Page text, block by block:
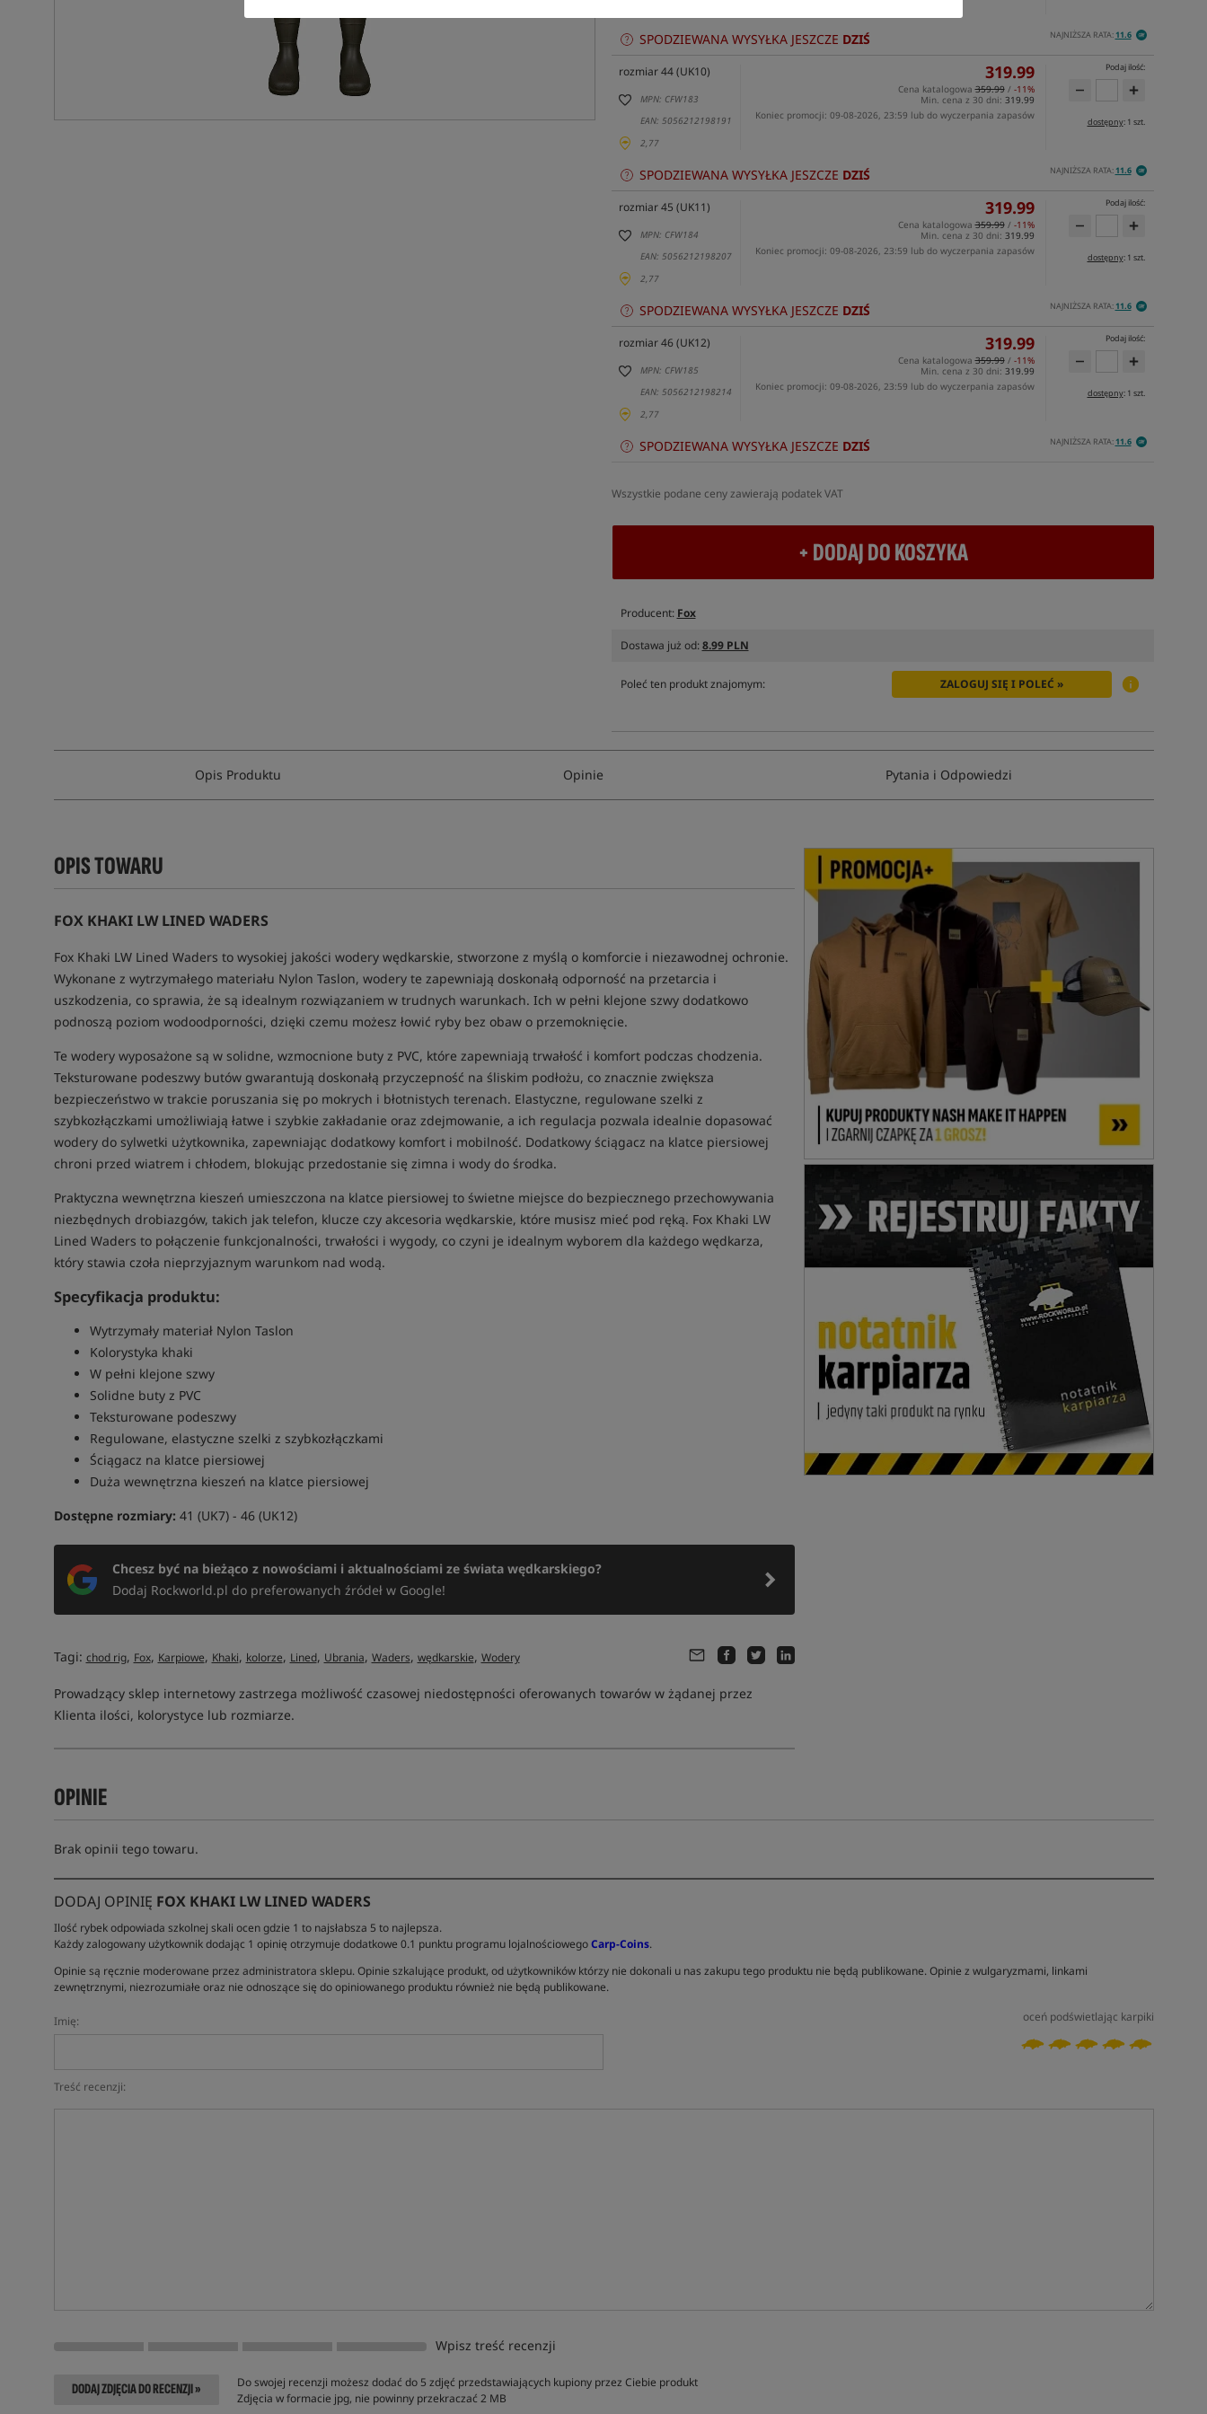
Tym produktem interesuje się:10 osób
NAJNIŻSZA RATA:11.6
SPODZIEWANA WYSYŁKA JESZCZE DZIŚ
rozmiar 44 (UK10)
MPN: CFW183
EAN: 5056212198191
2,77
319.99
Cena katalogowa359.99/ -11%
Min. cena z 30 dni: 319.99
Koniec promocji: 09-08-2026, 23:59 lub do wyczerpania zapasów
Podaj ilość:
dostępny: 1 szt.
NAJNIŻSZA RATA:11.6
SPODZIEWANA WYSYŁKA JESZCZE DZIŚ
rozmiar 45 (UK11)
MPN: CFW184
EAN: 5056212198207
2,77
319.99
Cena katalogowa359.99/ -11%
Min. cena z 30 dni: 319.99
Koniec promocji: 09-08-2026, 23:59 lub do wyczerpania zapasów
Podaj ilość:
dostępny: 1 szt.
NAJNIŻSZA RATA:11.6
SPODZIEWANA WYSYŁKA JESZCZE DZIŚ
rozmiar 46 (UK12)
MPN: CFW185
EAN: 5056212198214
2,77
319.99
Cena katalogowa359.99/ -11%
Min. cena z 30 dni: 319.99
Koniec promocji: 09-08-2026, 23:59 lub do wyczerpania zapasów
Podaj ilość:
dostępny: 1 szt.
NAJNIŻSZA RATA:11.6
SPODZIEWANA WYSYŁKA JESZCZE DZIŚ
Wszystkie podane ceny zawierają podatek VAT
+ DODAJ DO KOSZYKA
Producent: Fox
Dostawa już od:8.99 PLN
Poleć ten produkt znajomym: ZALOGUJ SIĘ I POLEĆ »
Opis Produktu Opinie Pytania i Odpowiedzi
OPIS TOWARU
FOX KHAKI LW LINED WADERS
Fox Khaki LW Lined Waders to wysokiej jakości wodery wędkarskie, stworzone z myślą o komforcie i niezawodnej ochronie.
Wykonane z wytrzymałego materiału Nylon Taslon, wodery te zapewniają doskonałą odporność na przetarcia i
uszkodzenia, co sprawia, że są idealnym rozwiązaniem w trudnych warunkach. Ich w pełni klejone szwy dodatkowo
podnoszą poziom wodoodporności, dzięki czemu możesz łowić ryby bez obaw o przemoknięcie.
Te wodery wyposażone są w solidne, wzmocnione buty z PVC, które zapewniają trwałość i komfort podczas chodzenia.
Teksturowane podeszwy butów gwarantują doskonałą przyczepność na śliskim podłożu, co znacznie zwiększa
bezpieczeństwo w trakcie poruszania się po mokrych i błotnistych terenach. Elastyczne, regulowane szelki z
szybkozłączkami umożliwiają łatwe i szybkie zakładanie oraz zdejmowanie, a ich regulacja pozwala idealnie dopasować
wodery do sylwetki użytkownika, zapewniając dodatkowy komfort i mobilność. Dodatkowy ściągacz na klatce piersiowej
chroni przed wiatrem i chłodem, blokując przedostanie się zimna i wody do środka.
Praktyczna wewnętrzna kieszeń umieszczona na klatce piersiowej to świetne miejsce do bezpiecznego przechowywania
niezbędnych drobiazgów, takich jak telefon, klucze czy akcesoria wędkarskie, które musisz mieć pod ręką. Fox Khaki LW
Lined Waders to połączenie funkcjonalności, trwałości i wygody, co czyni je idealnym wyborem dla każdego wędkarza,
który stawia czoła nieprzyjaznym warunkom nad wodą.
Specyfikacja produktu:
Wytrzymały materiał Nylon Taslon
Kolorystyka khaki
W pełni klejone szwy
Solidne buty z PVC
Teksturowane podeszwy
Regulowane, elastyczne szelki z szybkozłączkami
Ściągacz na klatce piersiowej
Duża wewnętrzna kieszeń na klatce piersiowej
Dostępne rozmiary: 41 (UK7) - 46 (UK12)
Chcesz być na bieżąco z nowościami i aktualnościami ze świata wędkarskiego?
Dodaj Rockworld.pl do preferowanych źródeł w Google!
Tagi: chod rig, Fox, Karpiowe, Khaki, kolorze, Lined, Ubrania, Waders, wędkarskie, Wodery
Prowadzący sklep internetowy zastrzega możliwość czasowej niedostępności oferowanych towarów w żądanej przez
Klienta ilości, kolorystyce lub rozmiarze.
OPINIE
Brak opinii tego towaru.
DODAJ OPINIĘ FOX KHAKI LW LINED WADERS
Ilość rybek odpowiada szkolnej skali ocen gdzie 1 to najsłabsza 5 to najlepsza.
Każdy zalogowany użytkownik dodając 1 opinię otrzymuje dodatkowe 0.1 punktu programu lojalnościowegoCarp-Coins.
Opinie są ręcznie moderowane przez administratora sklepu. Opinie szkalujące produkt, od użytkowników którzy nie dokonali u nas zakupu tego produktu nie będą publikowane. Opinie z wulgaryzmami, linkami
zewnętrznymi, niezrozumiałe oraz nie odnoszące się do opiniowanego produktu również nie będą publikowane.
oceń podświetlając karpiki
Imię:
Treść recenzji:
Wpisz treść recenzji
DODAJ ZDJĘCIA DO RECENZJI »
Do swojej recenzji możesz dodać do 5 zdjęć przedstawiających kupiony przez Ciebie produkt
Zdjęcia w formacie jpg, nie powinny przekraczać 2 MB